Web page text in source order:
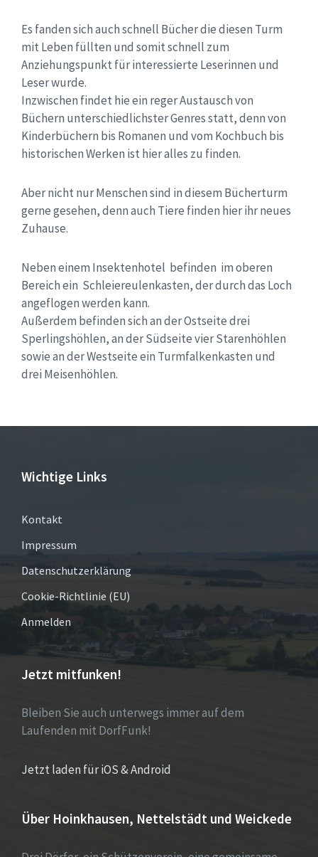
Es fanden sich auch schnell Bücher die diesen Turm
mit Leben füllten und somit schnell zum
Anziehungspunkt für interessierte Leserinnen und
Leser wurde.
Inzwischen findet hie ein reger Austausch von
Büchern unterschiedlichster Genres statt, denn von
Kinderbüchern bis Romanen und vom Kochbuch bis
historischen Werken ist hier alles zu finden.
Aber nicht nur Menschen sind in diesem Bücherturm
gerne gesehen, denn auch Tiere finden hier ihr neues
Zuhause.
Neben einem Insektenhotel befinden im oberen
Bereich ein Schleiereulenkasten, der durch das Loch
angeflogen werden kann.
Außerdem befinden sich an der Ostseite drei
Sperlingshöhlen, an der Südseite vier Starenhöhlen
sowie an der Westseite ein Turmfalkenkasten und
drei Meisenhöhlen.
Wichtige Links
Kontakt
Impressum
Datenschutzerklärung
Cookie-Richtlinie (EU)
Anmelden
Jetzt mitfunken!
Bleiben Sie auch unterwegs immer auf dem
Laufenden mit DorfFunk!
Jetzt laden für iOS & Android
Über Hoinkhausen, Nettelstädt und Weickede